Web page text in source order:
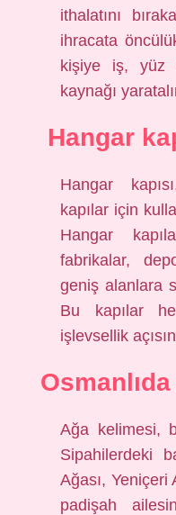
ithalatını
ihracata
kişiye iş, yüz
kaynağı
Hangar
Hangar
kapılar için
Hangar
fabrikalar,
geniş alanlara
Bu kapılar
işlevsellik
Ağa kelimesi,
Sipahilerdeki
Ağası, Yeniçeri
padişah